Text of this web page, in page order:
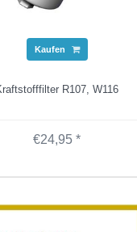
Kaufen
R107, W116
€24,95 *